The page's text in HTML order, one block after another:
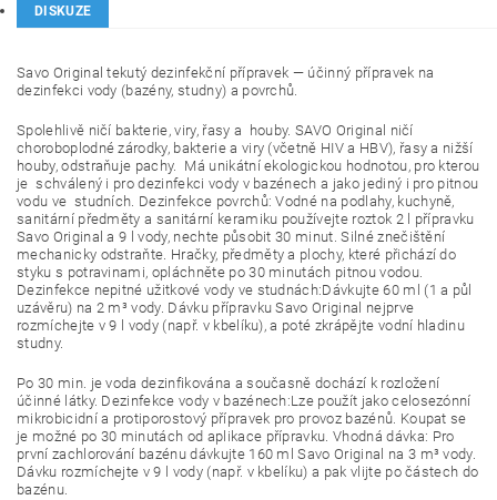
DISKUZE
Savo Original tekutý dezinfekční přípravek — účinný přípravek na
dezinfekci vody (bazény, studny) a povrchů.
Spolehlivě ničí bakterie, viry, řasy a houby. SAVO Original ničí
choroboplodné zárodky, bakterie a viry (včetně HIV a HBV), řasy a nižší
houby, odstraňuje pachy. Má unikátní ekologickou hodnotou, pro kterou
je schválený i pro dezinfekci vody v bazénech a jako jediný i pro pitnou
vodu ve studních. Dezinfekce povrchů: Vodné na podlahy, kuchyně,
sanitární předměty a sanitární keramiku používejte roztok 2 l přípravku
Savo Original a 9 l vody, nechte působit 30 minut. Silné znečištění
mechanicky odstraňte. Hračky, předměty a plochy, které přichází do
styku s potravinami, opláchněte po 30 minutách pitnou vodou.
Dezinfekce nepitné užitkové vody ve studnách:Dávkujte 60 ml (1 a půl
uzávěru) na 2 m³ vody. Dávku přípravku Savo Original nejprve
rozmíchejte v 9 l vody (např. v kbelíku), a poté zkrápějte vodní hladinu
studny.
Po 30 min. je voda dezinfikována a současně dochází k rozložení
účinné látky. Dezinfekce vody v bazénech:Lze použít jako celosezónní
mikrobicidní a protiporostový přípravek pro provoz bazénů. Koupat se
je možné po 30 minutách od aplikace přípravku. Vhodná dávka: Pro
první zachlorování bazénu dávkujte 160 ml Savo Original na 3 m³ vody.
Dávku rozmíchejte v 9 l vody (např. v kbelíku) a pak vlijte po částech do
bazénu.